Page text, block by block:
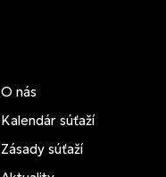
O nás
Kalendár súťaží
Zásady súťaží